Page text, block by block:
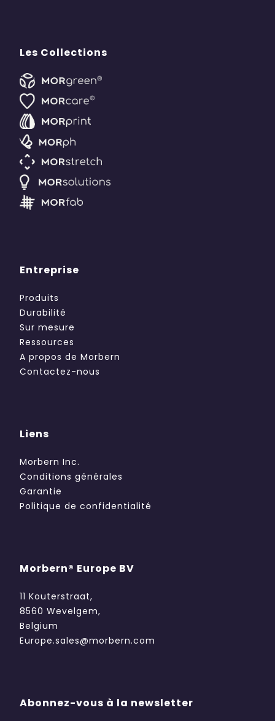
Les Collections
Entreprise
Produits
Durabilité
Sur mesure
Ressources
A propos de Morbern
Contactez-nous
Liens
Morbern Inc.
Conditions générales
Garantie
Politique de confidentialité
Morbern® Europe BV
11 Kouterstraat,
8560 Wevelgem,
Belgium
Europe.sales@morbern.com
Abonnez-vous à la newsletter